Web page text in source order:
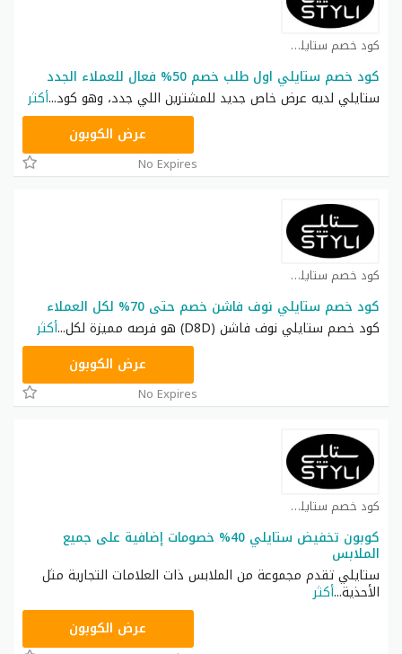
كود خصم ستايلي شوب كوبون
كود خصم ستايلي اول طلب خصم 50% فعال للعملاء الجدد
ستايلي لديه عرض خاص جديد للمشترين اللي جدد، وهو كود...أكثر
عرض الكوبون
No Expires
كود خصم ستايلي شوب كوبون
كود خصم ستايلي نوف فاشن خصم حتى 70% لكل العملاء
كود خصم ستايلي نوف فاشن (D8D) هو فرصه مميزة لكل
...أكثر
عرض الكوبون
No Expires
كود خصم ستايلي شوب كوبون
كوبون تخفيض ستايلي 40% خصومات إضافية على جميع
الملابس
ستايلي تقدم مجموعة من الملابس ذات العلامات التجارية مثل
الأحذية...أكثر
عرض الكوبون